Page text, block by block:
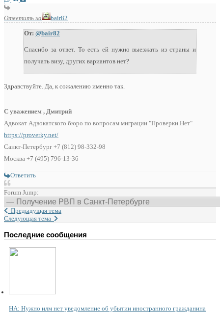
Ответить на bair82
От: @bair82
Спасибо за ответ. То есть ей нужно выезжать из страны и
получать визу, других вариантов нет?
Здравствуйте. Да, к сожалению именно так.
С уважением , Дмитрий
Адвокат Адвокатского бюро по вопросам миграции "Проверки.Нет"
https://proverky.net/
Санкт-Петербург +7 (812) 98-332-98
Москва +7 (495) 796-13-36
Ответить
Forum Jump:
Предыдущая тема
Следующая тема
Последние сообщения
НА: Нужно илм нет уведомление об убытии иностранного гражданина